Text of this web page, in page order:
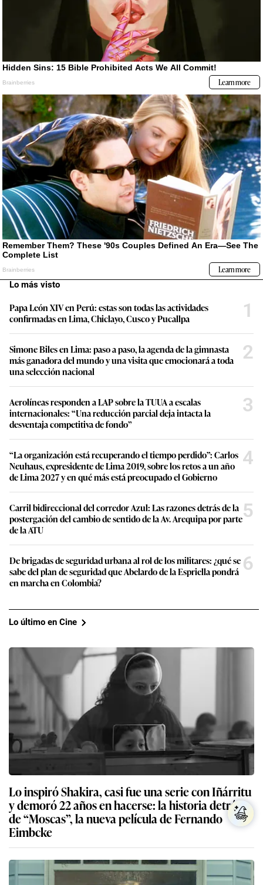
Lo más visto
Papa León XIV en Perú: estas son todas las actividades
confirmadas en Lima, Chiclayo, Cusco y Pucallpa
1
Simone Biles en Lima: paso a paso, la agenda de la gimnasta
más ganadora del mundo y una visita que emocionará a toda
una selección nacional
2
Aerolíneas responden a LAP sobre la TUUA a escalas
internacionales: “Una reducción parcial deja intacta la
desventaja competitiva de fondo”
3
“La organización está recuperando el tiempo perdido”: Carlos
Neuhaus, expresidente de Lima 2019, sobre los retos a un año
de Lima 2027 y en qué más está preocupado el Gobierno
4
Carril bidireccional del corredor Azul: Las razones detrás de la
postergación del cambio de sentido de la Av. Arequipa por parte
de la ATU
5
De brigadas de seguridad urbana al rol de los militares: ¿qué se
sabe del plan de seguridad que Abelardo de la Espriella pondrá
en marcha en Colombia?
6
Lo último en Cine
Lo inspiró Shakira, casi fue una serie con Iñárritu
y demoró 22 años en hacerse: la historia detrás
de “Moscas”, la nueva película de Fernando
Eimbcke